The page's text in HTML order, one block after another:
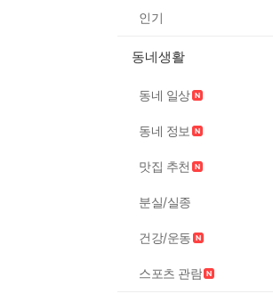
인기
동네생활
동네 일상
동네 정보
맛집 추천
분실/실종
건강/운동
스포츠 관람